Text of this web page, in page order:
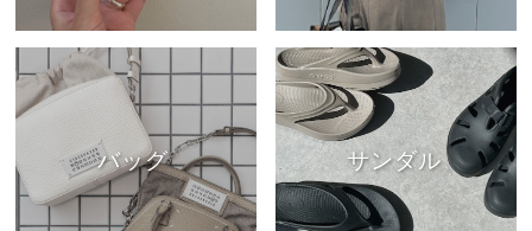
バッグ サンダル